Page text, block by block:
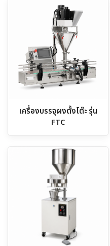
เครื่องบรรจุผงตั้งโต๊ะ รุ่น
FTC